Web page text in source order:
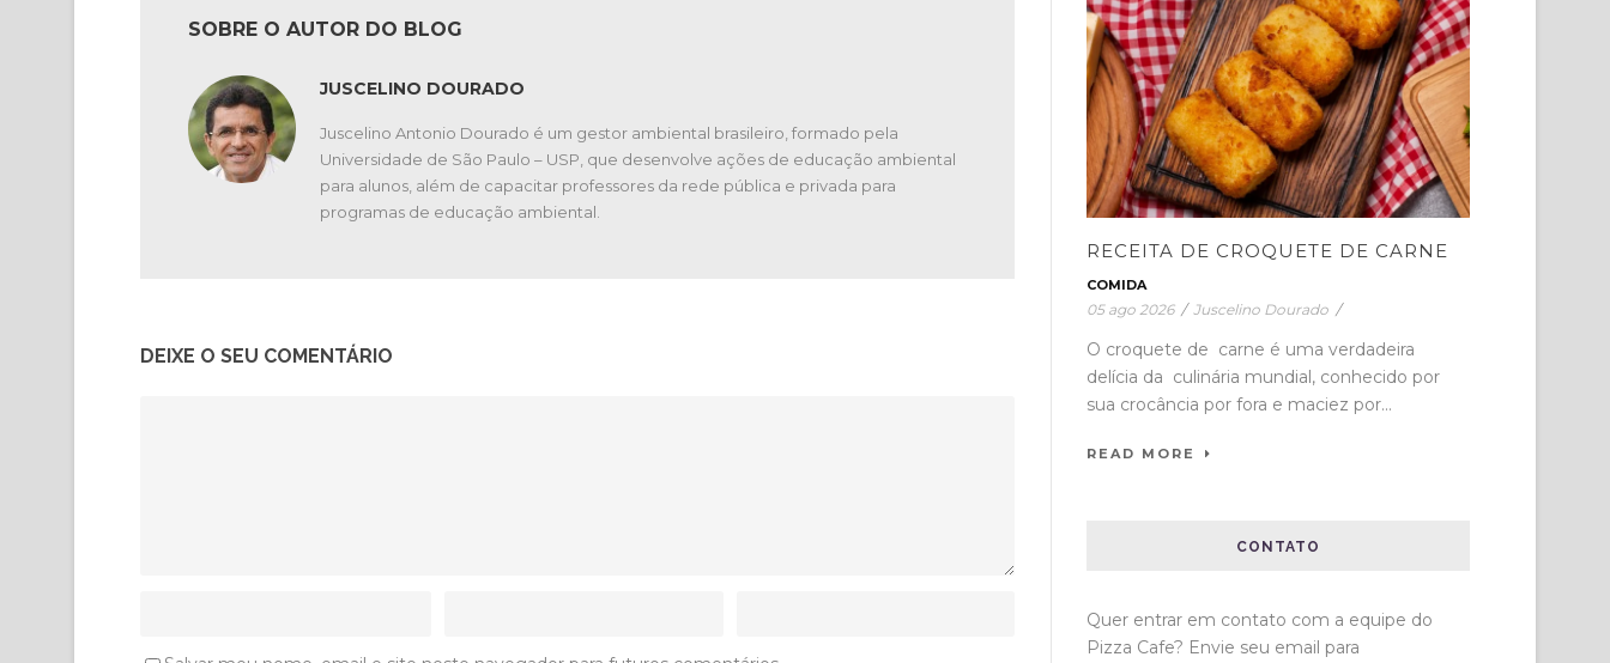
SOBRE O AUTOR DO BLOG
JUSCELINO DOURADO
Juscelino Antonio Dourado é um gestor ambiental brasileiro, formado pela
Universidade de São Paulo – USP, que desenvolve ações de educação ambiental
para alunos, além de capacitar professores da rede pública e privada para
programas de educação ambiental.
DEIXE O SEU COMENTÁRIO
RECEITA DE CROQUETE DE CARNE
COMIDA
05 ago 2026 / Juscelino Dourado /
O croquete de carne é uma verdadeira
delícia da culinária mundial, conhecido por
sua crocância por fora e maciez por...
READ MORE
CONTATO
Quer entrar em contato com a equipe do
Pizza Cafe? Envie seu email para